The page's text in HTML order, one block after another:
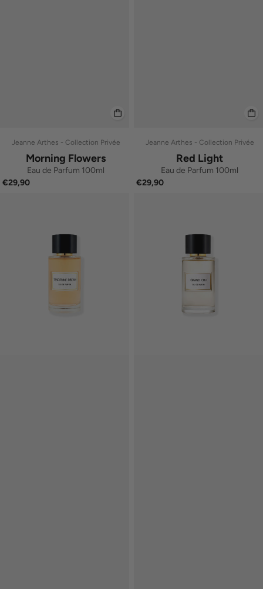
Jeanne Arthes - Collection Privée
Morning Flowers
Eau de Parfum 100ml
€29,90
Jeanne Arthes - Collection Privée
Red Light
Eau de Parfum 100ml
€29,90